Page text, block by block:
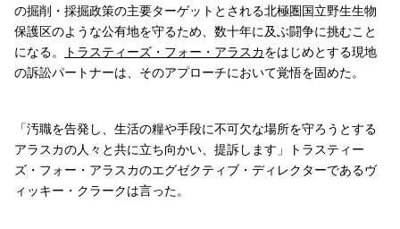
の掘削・採掘政策の主要ターゲットとされる北極圏国立野生生物
保護区のような公有地を守るため、数十年に及ぶ闘争に挑むこと
になる。
トラスティーズ・フォー・アラスカをはじめとする現地
の訴訟パートナーは、そのアプローチにおいて覚悟を固めた。
「汚職を告発し、生活の糧や手段に不可欠な場所を守ろうとする
アラスカの人々と共に立ち向かい、提訴します」トラスティー
ズ・フォー・アラスカのエグゼクティブ・ディレクターであるヴ
ィッキー・クラークは言った。